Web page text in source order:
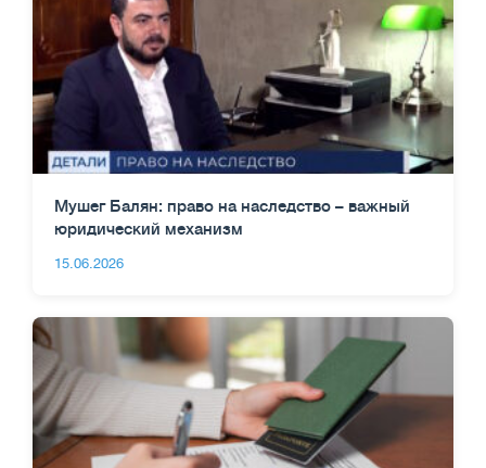
Мушег Балян: право на наследство – важный
юридический механизм
15.06.2026